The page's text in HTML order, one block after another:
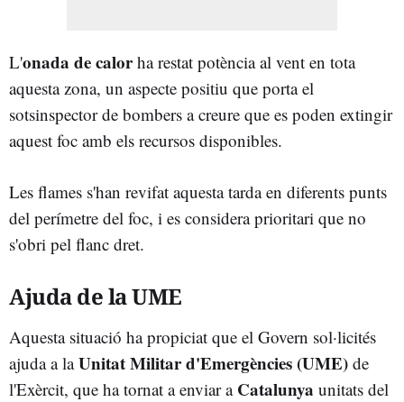
L'onada de calorha restat potència al vent en tota
aquesta zona, un aspecte positiu que porta el
sotsinspector de bombers a creure que es poden extingir
aquest foc amb els recursos disponibles.
Les flames s'han revifat aquesta tarda en diferents punts
del perímetre del foc, i es considera prioritari que no
s'obri pel flanc dret.
Ajuda de la UME
Aquesta situació ha propiciat que el Govern sol·licités
ajuda a laUnitat Militar d'Emergències (UME) de
l'Exèrcit, que ha tornat a enviar a Catalunya unitats del